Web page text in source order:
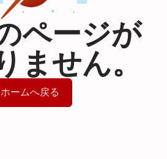
ページが
ません。
ホームへ戻る